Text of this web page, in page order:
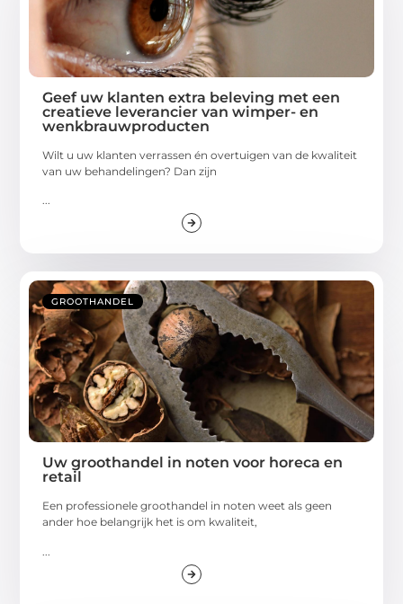
Geef uw klanten extra beleving met een
creatieve leverancier van wimper- en
wenkbrauwproducten
Wilt u uw klanten verrassen én overtuigen van de kwaliteit
van uw behandelingen? Dan zijn
...
GROOTHANDEL
Uw groothandel in noten voor horeca en
retail
Een professionele groothandel in noten weet als geen
ander hoe belangrijk het is om kwaliteit,